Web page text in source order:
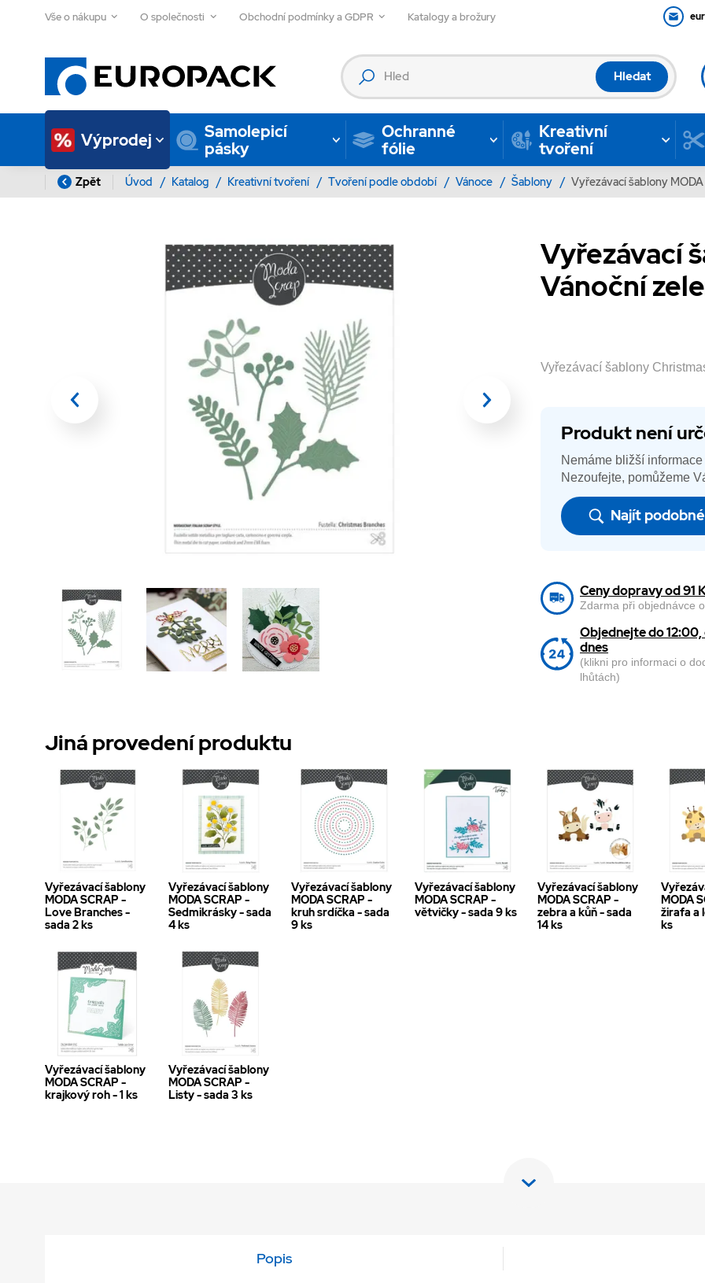
Vše o nákupu O společnosti Obchodní podmínky a GDPR Katalogy a brožury
Hledat
Výprodej
Samolepicí
pásky
Ochranné
fólie
Kreativní
tvoření
Zpět Úvod / Katalog / Kreativní tvoření / Tvoření podle období / Vánoce / Šablony / Vyřezávací šablony
Vyřezávací
Vánoční
Vyřezávací šablony
Produkt není
Nemáme bližší
Nezoufejte, pomůžeme
Najít podobné
Ceny dopravy od 91
Zdarma při objednávce
Objednejte do
dnes
(klikni pro informaci o
lhůtách)
Jiná provedení produktu
Vyřezávací šablony
MODA SCRAP -
Love Branches -
sada 2 ks
Vyřezávací šablony
MODA SCRAP -
Sedmikrásky - sada
4 ks
Vyřezávací šablony
MODA SCRAP -
kruh srdíčka - sada
9 ks
Vyřezávací šablony
MODA SCRAP -
větvičky - sada 9 ks
Vyřezávací šablony
MODA SCRAP -
zebra a kůň - sada
14 ks
MODA
žirafa a
ks
Vyřezávací šablony
MODA SCRAP -
krajkový roh - 1 ks
Vyřezávací šablony
MODA SCRAP -
Listy - sada 3 ks
Popis